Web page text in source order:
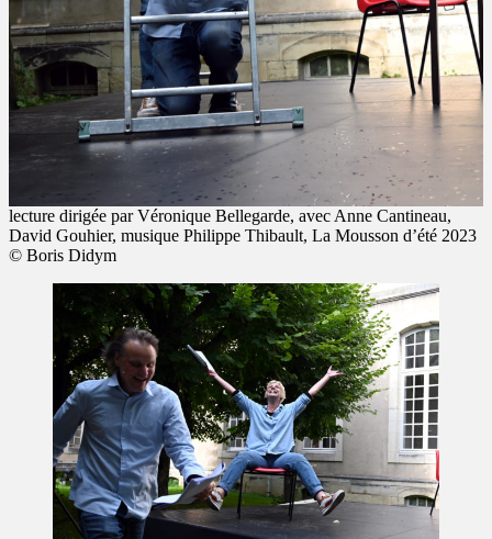
lecture dirigée par Véronique Bellegarde, avec Anne Cantineau,
David Gouhier, musique Philippe Thibault, La Mousson d’été 2023
© Boris Didym